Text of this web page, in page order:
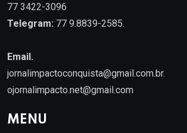
77 3422-3096
Telegram: 77 9.8839-2585.
Email.
jornalimpactoconquista@gmail.com.br.
ojornalimpacto.net@gmail.com
MENU